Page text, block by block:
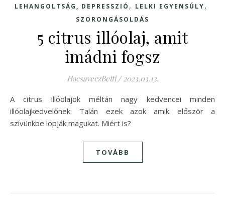
LEHANGOLTSÁG, DEPRESSZIÓ , LELKI EGYENSÚLY,
SZORONGÁSOLDÁS
5 citrus illóolaj, amit
imádni fogsz
HacsaveczBetti / 2023.03.13.
A citrus illóolajok méltán nagy kedvencei minden
illóolajkedvelőnek. Talán ezek azok amik először a
szívünkbe lopják magukat. Miért is?
TOVÁBB